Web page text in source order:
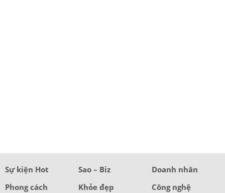
Sự kiện Hot Sao – Biz
Doanh nhân
Phong cách
Khỏe đẹp
Công nghệ